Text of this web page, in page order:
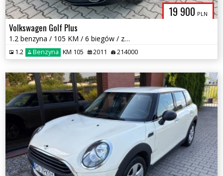
19 900 PLN
Volkswagen Golf Plus
1.2 benzyna / 105 KM / 6 biegów / zarej w PL / bezwypadkowy / zamiana
1.2 Benzyna KM 105 2011 214000